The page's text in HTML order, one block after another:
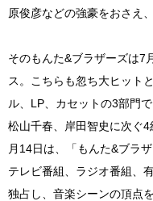
原俊彦などの強豪をおさえ
そのもんた&ブラザーズは7
ス。こちらも忽ち大ヒット
ル、LP、カセットの3部門
松山千春、岸田智史に次ぐ
月14日は、「もんた&ブラ
テレビ番組、ラジオ番組、
独占し、音楽シーンの頂点